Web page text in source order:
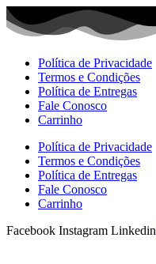
Ir
para
Política de Privacidade
Termos e Condições
Política de Entregas
Fale Conosco
Carrinho
Política de Privacidade
Termos e Condições
Política de Entregas
Fale Conosco
Carrinho
Facebook Instagram Linkedin